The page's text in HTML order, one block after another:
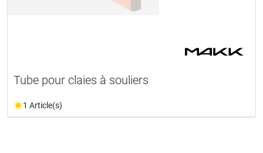
Tube pour claies à souliers
1 Article(s)